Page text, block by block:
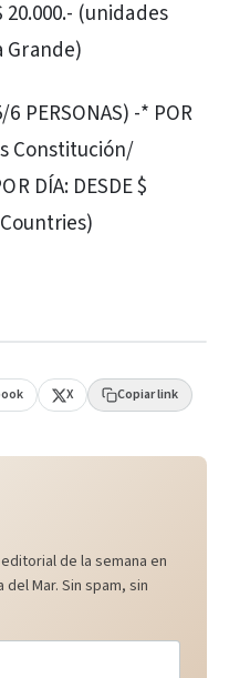
20.000.- (unidades
Grande)
PERSONAS) -* POR
Constitución/
DÍA: DESDE $
X Copiar link
de la semana en
Mar. Sin spam, sin